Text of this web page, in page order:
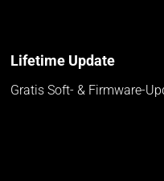
Lifetime Update
Gratis Soft- & Firmware-